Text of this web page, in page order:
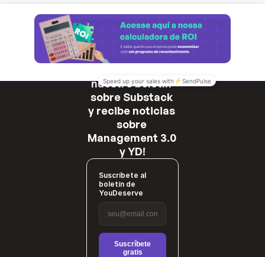
nuestro boletín
sobre Substack
y recibe noticias
sobre
Management 3.0
y YD!
Suscríbete al
boletín de
YouDeserve
Suscríbete
gratis